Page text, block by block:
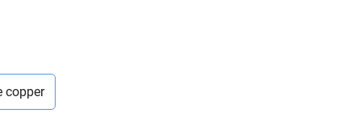
copper